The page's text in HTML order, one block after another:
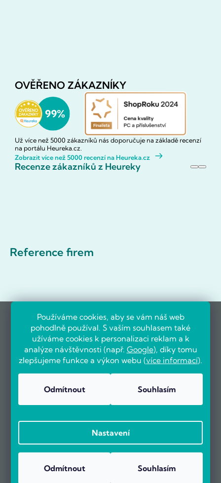
Používáme cookies, aby se vám náš web
pohodlně používal. S vaším souhlasem také
užíváme cookies k personalizaci reklam a k
analýze návštěvnosti (např. Google), díky tomu
zlepšujeme funkce a výkon webu (více informací).
Odmítnout Souhlasím
Nastavení
Odmítnout Souhlasím
OVĚŘENO ZÁKAZNÍKY
Už více než 5000 zákazníků nás doporučuje na základě recenzí
na portálu Heureka.cz.
Zobrazit více než 5000 recenzí na Heureka.cz
Recenze zákazníků z Heureky
Reference firem